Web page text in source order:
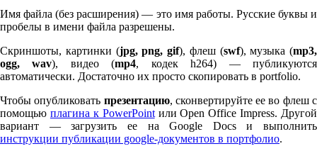
Имя файла (без расширения) — это имя работы. Русские буквы и
пробелы в имени файла разрешены.
Скриншоты, картинки (jpg, png, gif), флеш (swf), музыка (mp3,
ogg, wav), видео (mp4, кодек h264) — публикуются
автоматически. Достаточно их просто скопировать в port­fo­lio.
Чтобы опубликовать презентацию, сконвертируйте ее во флеш с
помощью плагина к Pow­er­Pointили Open Office Impress. Другой
вариант — загрузить ее на Google Docs и выполнить
инструкции публикации google-документов в портфолио.